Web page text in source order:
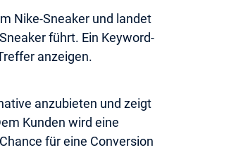
Nike-Sneaker und landet
führt. Ein Keyword-
anzeigen.
anzubieten und zeigt
Kunden wird eine
für eine Conversion